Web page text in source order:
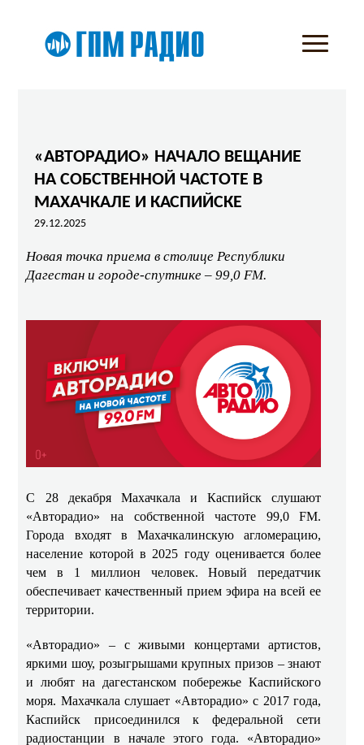
«АВТОРАДИО» НАЧАЛО ВЕЩАНИЕ
НА СОБСТВЕННОЙ ЧАСТОТЕ В
МАХАЧКАЛЕ И КАСПИЙСКЕ
29.12.2025
Новая точка приема в столице Республики
Дагестан и городе-спутнике – 99,0FM.
С 28 декабря Махачкала и Каспийск слушают
«Авторадио» на собственной частоте 99,0 FM.
Города входят в Махачкалинскую агломерацию,
население которой в 2025 году оценивается более
чем в 1 миллион человек. Новый передатчик
обеспечивает качественный прием эфира на всей ее
территории.
«Авторадио» – с живыми концертами артистов,
яркими шоу, розыгрышами крупных призов – знают
и любят на дагестанском побережье Каспийского
моря. Махачкала слушает «Авторадио» с 2017 года,
Каспийск присоединился к федеральной сети
радиостанции в начале этого года. «Авторадио»